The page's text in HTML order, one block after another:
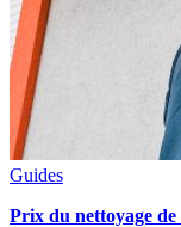
Guides
Prix du nettoyage